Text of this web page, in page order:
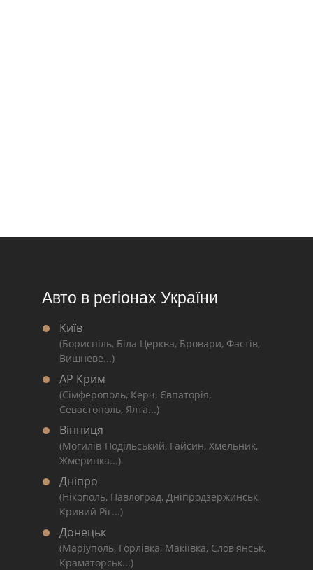
Авто в регіонах України
Київ
(Бориспіль, Біла Церква, Бровари, Фастів,
Вишневе...)
АР Крим
(Сімферополь, Керч, Євпаторія,
Севастополь, Ялта...)
Вінниця
(Могилів-Подільський, Гайсин, Хмельник,
Жмеринка...)
Дніпро
(Нікополь, Павлоград, Дніпродзержинськ,
Кривий Ріг...)
Донецьк
(Маріуполь, Горлівка, Макіївка, Слов'янськ,
Краматорськ...)